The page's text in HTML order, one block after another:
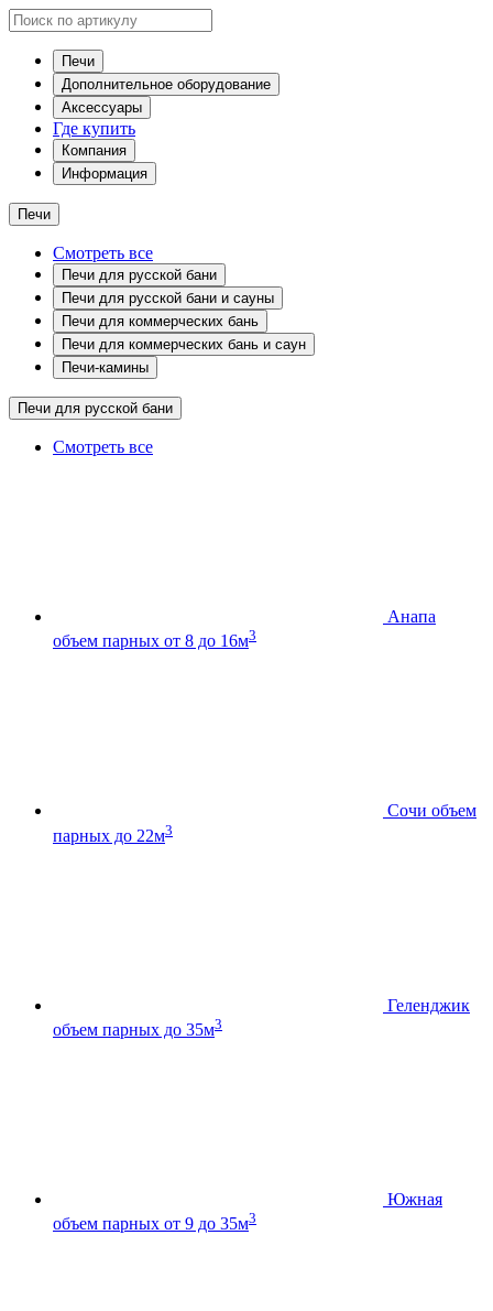
Печи
Дополнительное оборудование
Аксессуары
Где купить
Компания
Информация
Печи
Смотреть все
Печи для русской бани
Печи для русской бани и сауны
Печи для коммерческих бань
Печи для коммерческих бань и саун
Печи-камины
Печи для русской бани
Смотреть все
Анапа
объем парных от 8 до 16м3
Сочи объем
парных до 22м3
Геленджик
объем парных до 35м3
Южная
объем парных от 9 до 35м3